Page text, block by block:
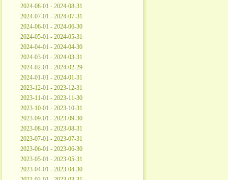
2024-08-01 - 2024-08-31
2024-07-01 - 2024-07-31
2024-06-01 - 2024-06-30
2024-05-01 - 2024-05-31
2024-04-01 - 2024-04-30
2024-03-01 - 2024-03-31
2024-02-01 - 2024-02-29
2024-01-01 - 2024-01-31
2023-12-01 - 2023-12-31
2023-11-01 - 2023-11-30
2023-10-01 - 2023-10-31
2023-09-01 - 2023-09-30
2023-08-01 - 2023-08-31
2023-07-01 - 2023-07-31
2023-06-01 - 2023-06-30
2023-05-01 - 2023-05-31
2023-04-01 - 2023-04-30